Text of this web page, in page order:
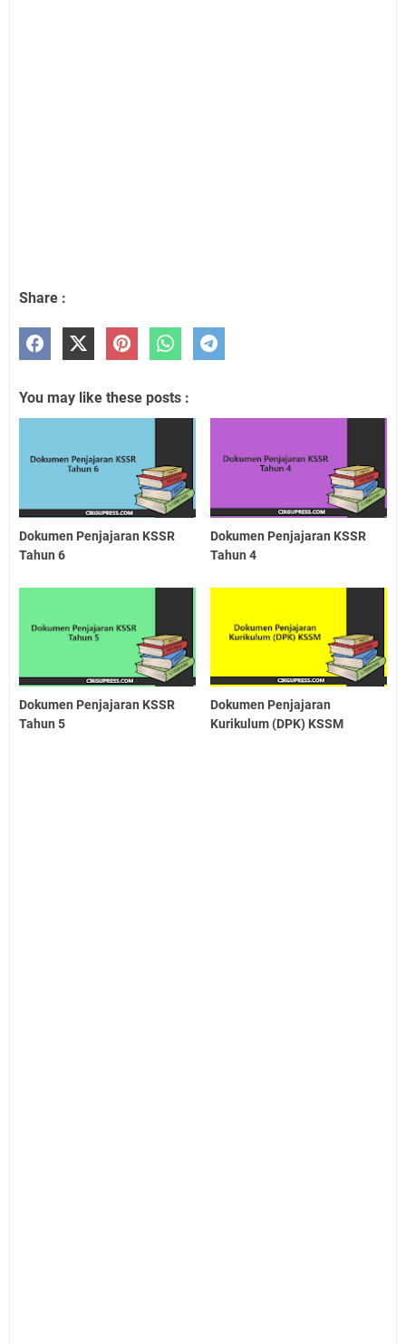
Share :
You may like these posts :
Dokumen Penjajaran KSSR
Tahun 6
Dokumen Penjajaran KSSR
Tahun 4
Dokumen Penjajaran KSSR
Tahun 5
Dokumen Penjajaran
Kurikulum (DPK) KSSM